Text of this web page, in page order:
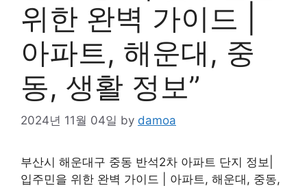
위한 완벽 가이드 |
아파트, 해운대, 중
동, 생활 정보”
2024년 11월 04일 by damoa
부산시 해운대구 중동 반석2차 아파트 단지 정보|
입주민을 위한 완벽 가이드 | 아파트, 해운대, 중동,